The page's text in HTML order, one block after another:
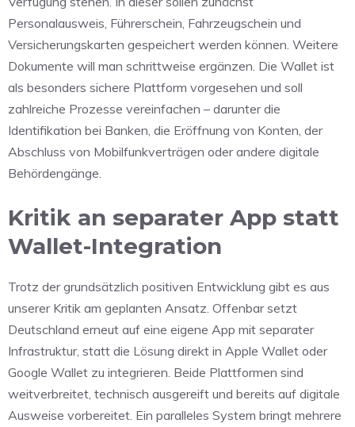
Personalausweis, Führerschein, Fahrzeugschein und
Versicherungskarten gespeichert werden können. Weitere
Dokumente will man schrittweise ergänzen. Die Wallet ist
als besonders sichere Plattform vorgesehen und soll
zahlreiche Prozesse vereinfachen – darunter die
Identifikation bei Banken , die Eröffnung von Konten , der
Abschluss von Mobilfunkverträgen oder andere digitale
Behördengänge.
Kritik an separater App statt
Wallet-Integration
Trotz der grundsätzlich positiven Entwicklung gibt es aus
unserer Kritik am geplanten Ansatz. Offenbar setzt
Deutschland erneut auf eine eigene App mit separater
Infrastruktur, statt die Lösung direkt in Apple Wallet oder
Google Wallet zu integrieren. Beide Plattformen sind
weitverbreitet, technisch ausgereift und bereits auf digitale
Ausweise vorbereitet. Ein paralleles System bringt mehrere